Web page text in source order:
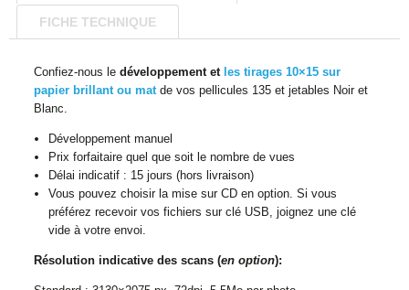
10x15
d'une
pellicule
Blanc
FICHE TECHNIQUE
Confiez-nous le développement et les tirages 10×15 sur
papier brillant ou mat de vos pellicules 135 et jetables Noir et
Blanc.
Développement manuel
Prix forfaitaire quel que soit le nombre de vues
Délai indicatif : 15 jours (hors livraison)
Vous pouvez choisir la mise sur CD en option. Si vous
préférez recevoir vos fichiers sur clé USB, joignez une clé
vide à votre envoi.
Résolution indicative des scans (en option):